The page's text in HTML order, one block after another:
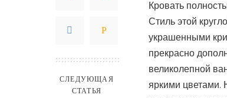
СЛЕДУЮЩАЯ
СТАТЬЯ
Кровать
Стиль этой
украшенными
прекрасно
великолепной
яркими цветами.